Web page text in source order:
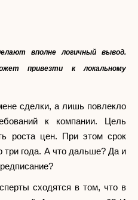
вполне логичный вывод.
привезти к локальному
сделки, а лишь повлекло
к компании. Цель
роста цен. При этом срок
три года. А что дальше? Да и
сходятся в том, что в